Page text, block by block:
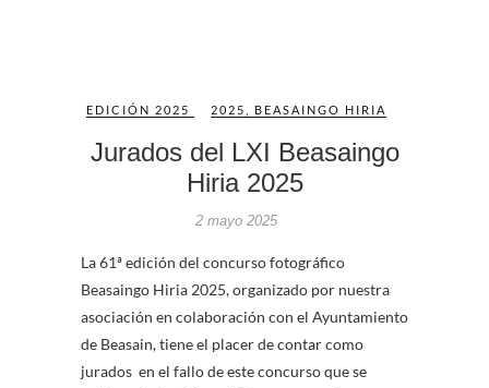
EDICIÓN 2025 2025 BEASAINGO HIRIA
Jurados del LXI Beasaingo
Hiria 2025
2 mayo 2025
La 61ª edición del concurso fotográfico
Beasaingo Hiria 2025, organizado por nuestra
asociación en colaboración con el Ayuntamiento
de Beasain, tiene el placer de contar como
jurados en el fallo de este concurso que se